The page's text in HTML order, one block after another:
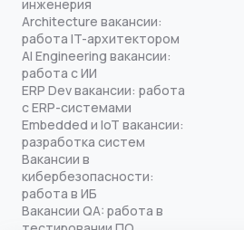
инженерия
Architecture вакансии:
работа IT-архитектором
AI Engineering вакансии:
работа с ИИ
ERP Dev вакансии: работа
с ERP-системами
Embedded и IoT вакансии:
разработка систем
Вакансии в
кибербезопасности:
работа в ИБ
Вакансии QA: работа в